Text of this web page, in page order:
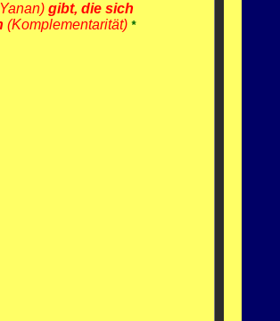
gibt, die sich
(Komplementarität) *